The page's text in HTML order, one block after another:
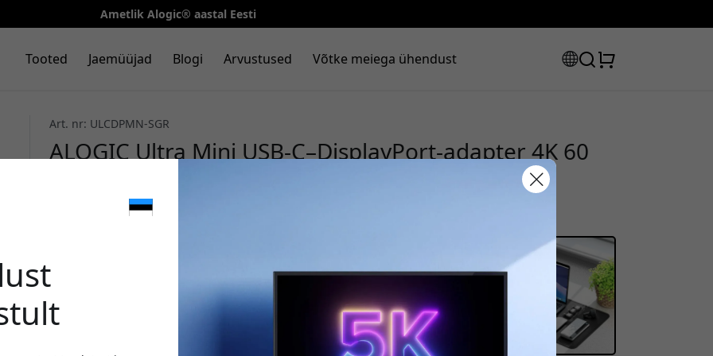
Ametlik Alogic® aastal Eesti
Tooted Jaemüüjad Blogi Arvustused Võtke meiega ühendust
Art. nr: ULCDPMN-SGR
ALOGIC Ultra Mini USB-C–DisplayPort-adapter 4K 60
Hz, ekraani, projektori ja Thunderbolt 3 jaoks -
Kosmosehall
Kasuta seda koodi kassas, et saada 8% allahindlust.